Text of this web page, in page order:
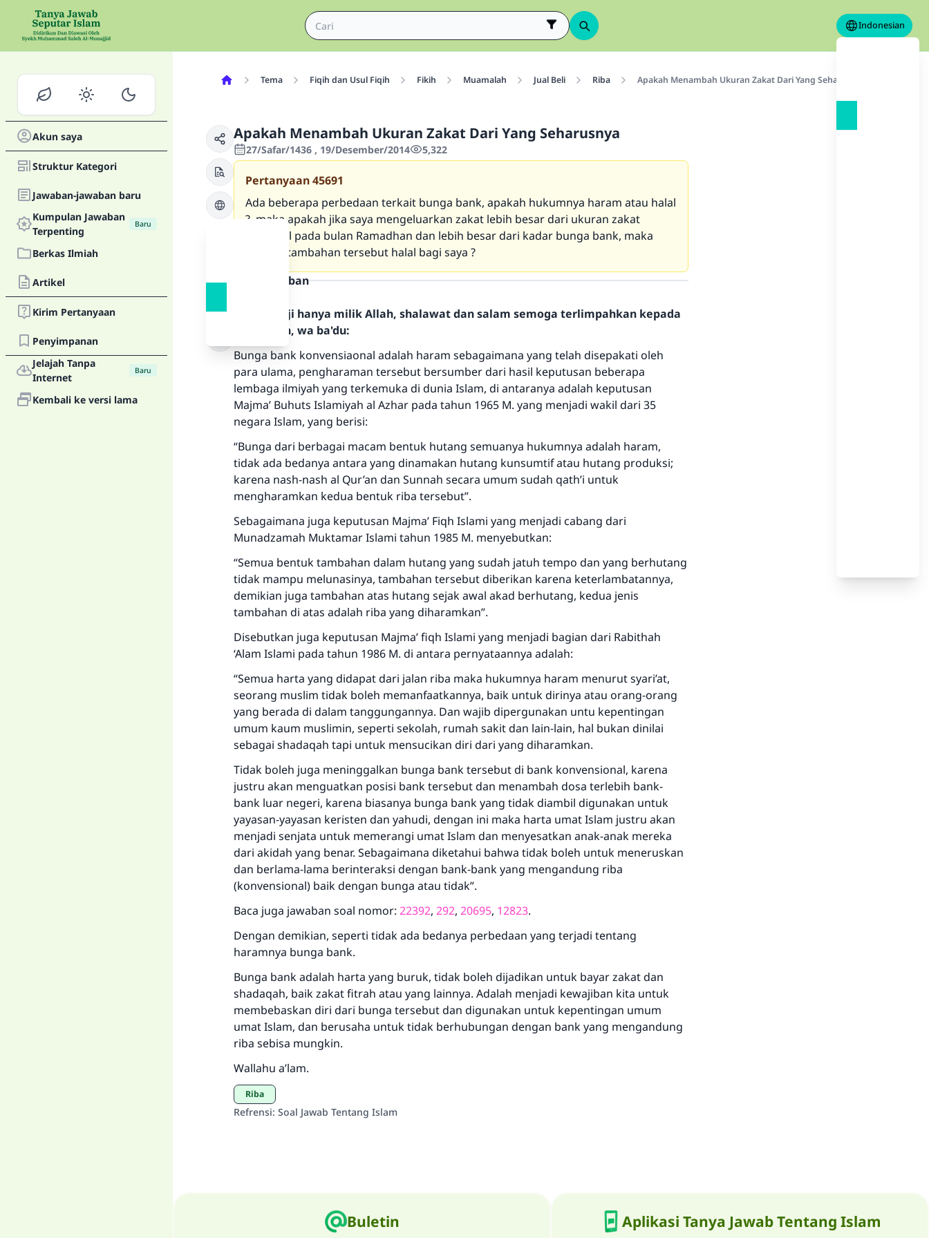
Indonesian
Akun saya
Struktur Kategori
Jawaban-jawaban baru
Kumpulan Jawaban
Terpenting
Baru
Berkas Ilmiah
Artikel
Kirim Pertanyaan
Penyimpanan
Jelajah Tanpa
Internet
Baru
Kembali ke versi lama
Tema Fiqih dan Usul Fiqih Fikih Muamalah Jual Beli Riba Apakah Menambah Ukuran Zakat Dari Yang Seharusnya
Apakah Menambah Ukuran Zakat Dari Yang Seharusnya
27/Safar/1436 , 19/Desember/2014 5,322
Pertanyaan45691
Ada beberapa perbedaan terkait bunga bank, apakah hukumnya haram atau halal
?, maka apakah jika saya mengeluarkan zakat lebih besar dari ukuran zakat
personal pada bulan Ramadhan dan lebih besar dari kadar bunga bank, maka
apakah tambahan tersebut halal bagi saya ?
Teks Jawaban
Segala puji hanya milik Allah, shalawat dan salam semoga terlimpahkan kepada
Rasulullah, wa ba'du:
Bunga bank konvensiaonal adalah haram sebagaimana yang telah disepakati oleh
para ulama, pengharaman tersebut bersumber dari hasil keputusan beberapa
lembaga ilmiyah yang terkemuka di dunia Islam, di antaranya adalah keputusan
Majma’ Buhuts Islamiyah al Azhar pada tahun 1965 M. yang menjadi wakil dari 35
negara Islam, yang berisi:
“Bunga dari berbagai macam bentuk hutang semuanya hukumnya adalah haram,
tidak ada bedanya antara yang dinamakan hutang kunsumtif atau hutang produksi;
karena nash-nash al Qur’an dan Sunnah secara umum sudah qath’i untuk
mengharamkan kedua bentuk riba tersebut”.
Sebagaimana juga keputusan Majma’ Fiqh Islami yang menjadi cabang dari
Munadzamah Muktamar Islami tahun 1985 M. menyebutkan:
“Semua bentuk tambahan dalam hutang yang sudah jatuh tempo dan yang berhutang
tidak mampu melunasinya, tambahan tersebut diberikan karena keterlambatannya,
demikian juga tambahan atas hutang sejak awal akad berhutang, kedua jenis
tambahan di atas adalah riba yang diharamkan”.
Disebutkan juga keputusan Majma’ fiqh Islami yang menjadi bagian dari Rabithah
‘Alam Islami pada tahun 1986 M. di antara pernyataannya adalah:
“Semua harta yang didapat dari jalan riba maka hukumnya haram menurut syari’at,
seorang muslim tidak boleh memanfaatkannya, baik untuk dirinya atau orang-orang
yang berada di dalam tanggungannya. Dan wajib dipergunakan untu kepentingan
umum kaum muslimin, seperti sekolah, rumah sakit dan lain-lain, hal bukan dinilai
sebagai shadaqah tapi untuk mensucikan diri dari yang diharamkan.
Tidak boleh juga meninggalkan bunga bank tersebut di bank konvensional, karena
justru akan menguatkan posisi bank tersebut dan menambah dosa terlebih bank-
bank luar negeri, karena biasanya bunga bank yang tidak diambil digunakan untuk
yayasan-yayasan keristen dan yahudi, dengan ini maka harta umat Islam justru akan
menjadi senjata untuk memerangi umat Islam dan menyesatkan anak-anak mereka
dari akidah yang benar. Sebagaimana diketahui bahwa tidak boleh untuk meneruskan
dan berlama-lama berinteraksi dengan bank-bank yang mengandung riba
(konvensional) baik dengan bunga atau tidak”.
Baca juga jawaban soal nomor: 22392, 292, 20695, 12823.
Dengan demikian, seperti tidak ada bedanya perbedaan yang terjadi tentang
haramnya bunga bank.
Bunga bank adalah harta yang buruk, tidak boleh dijadikan untuk bayar zakat dan
shadaqah, baik zakat fitrah atau yang lainnya. Adalah menjadi kewajiban kita untuk
membebaskan diri dari bunga tersebut dan digunakan untuk kepentingan umum
umat Islam, dan berusaha untuk tidak berhubungan dengan bank yang mengandung
riba sebisa mungkin.
Wallahu a’lam.
Riba
Refrensi: Soal Jawab Tentang Islam
Buletin Aplikasi Tanya Jawab Tentang Islam
Jawaban no. 110845 menyelamatkan
pernikahan.
Bantu kami dalam memberikan jawaban untuk umat
Rasulullah ﷺ bersabda
"Siapa yang menunjukkan suatu kebaikan, meka dia akan
mendapatkan pahala yang sama dengan orang yang
melakukannya"
MUSLIM, 1893
Saham